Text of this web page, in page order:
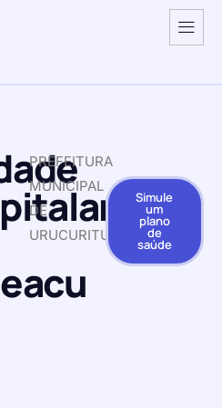
PREFEITURA
MUNICIPAL
DE
URUCURITUBA
Simule
um
plano
de
saúde